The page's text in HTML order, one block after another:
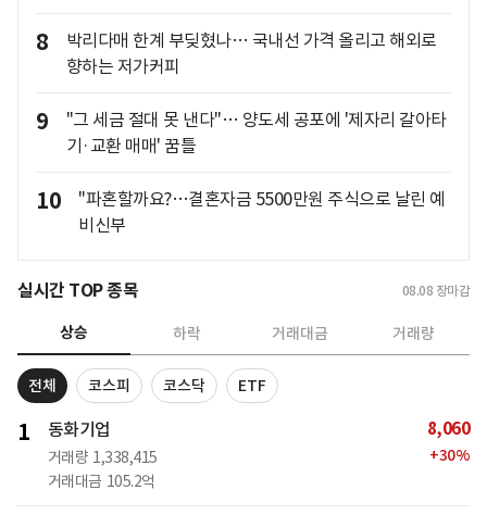
8
박리다매 한계 부딪혔나… 국내선 가격 올리고 해외로
향하는 저가커피
9
"그 세금 절대 못 낸다"… 양도세 공포에 '제자리 갈아타
기·교환 매매' 꿈틀
10
"파혼할까요?…결혼자금 5500만원 주식으로 날린 예
비신부
실시간 TOP 종목 08.08 장마감
상승 하락 거래대금 거래량
전체 코스피 코스닥 ETF
1 동화기업
거래량 1,338,415
거래대금 105.2억
8,060
+30%